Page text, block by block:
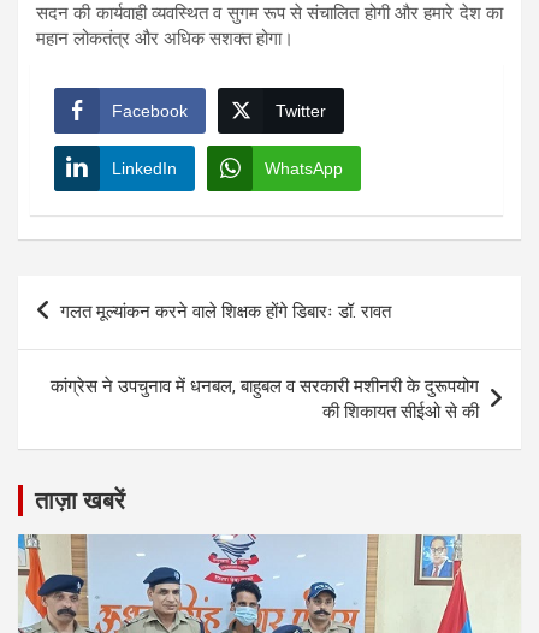
सदन की कार्यवाही व्यवस्थित व सुगम रूप से संचालित होगी और हमारे देश का
महान लोकतंत्र और अधिक सशक्त होगा।
Facebook Twitter
LinkedIn WhatsApp
Post
navigation
गलत मूल्यांकन करने वाले शिक्षक होंगे डिबारः डॉ. रावत
कांग्रेस ने उपचुनाव में धनबल, बाहुबल व सरकारी मशीनरी के दुरूपयोग
की शिकायत सीईओ से की
ताज़ा खबरें